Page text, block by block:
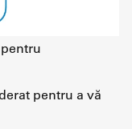
pentru a vă